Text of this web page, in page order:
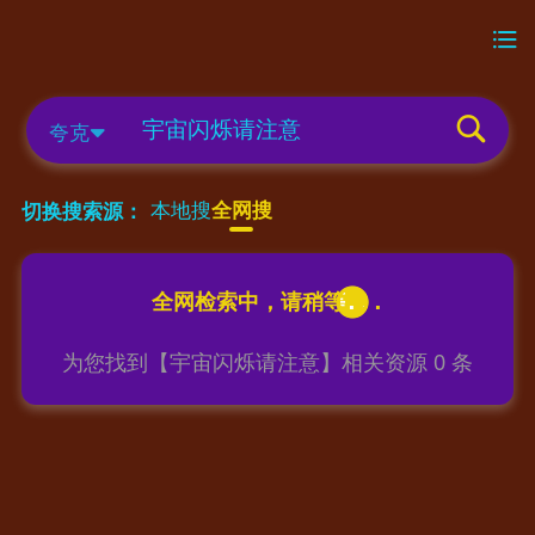
夸克
切换搜索源： 本地搜全网搜
为您找到【宇宙闪烁请注意】相关资源 0 条